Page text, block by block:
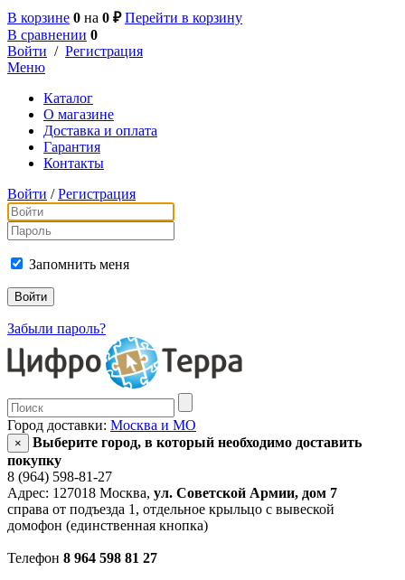
В корзине 0 на 0 ₽ Перейти в корзину
В сравнении 0
Войти / Регистрация
Меню
Каталог
О магазине
Доставка и оплата
Гарантия
Контакты
Войти / Регистрация
Запомнить меня
Забыли пароль?
Город доставки: Москва и МО
×
Выберите город, в который необходимо доставить
покупку
8 (964) 598-81-27
Адрес: 127018 Москва, ул. Советской Армии, дом 7
справа от подъезда 1, отдельное крыльцо с вывеской
домофон (единственная кнопка)
Телефон 8 964 598 81 27